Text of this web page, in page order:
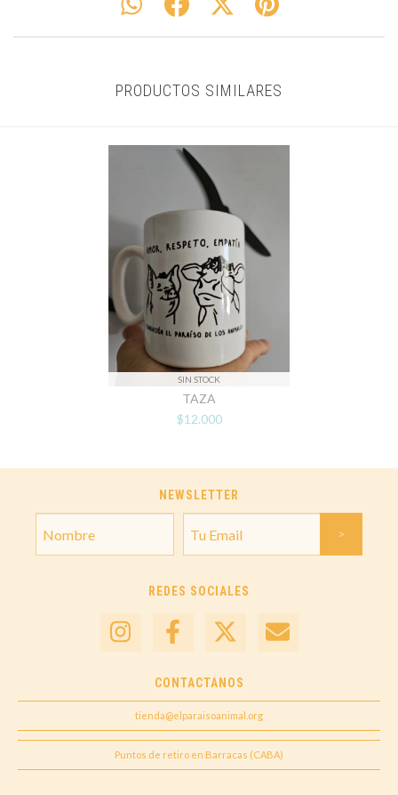
PRODUCTOS SIMILARES
SIN STOCK
TAZA
$12.000
NEWSLETTER
REDES SOCIALES
CONTACTANOS
tienda@elparaisoanimal.org
Puntos de retiro en Barracas (CABA)